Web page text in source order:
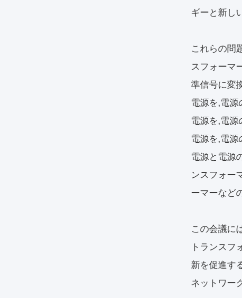
ギーと新し
これらの問
スフォーマ
準信号に変
電源を,電源
電源を,電源
電源を,電源
電源と電源
ンスフォー
ーマーなど
この会議に
トランスフ
新を促進す
ネットワー